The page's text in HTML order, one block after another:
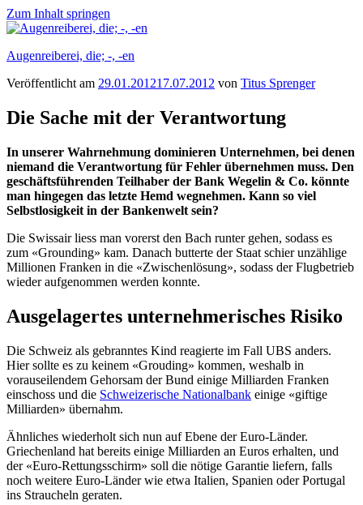
Zum Inhalt springen
Augenreiberei, die; -, -en
Veröffentlicht am 29.01.201217.07.2012 von Titus Sprenger
Die Sache mit der Verantwortung
In unserer Wahrnehmung dominieren Unternehmen, bei denen
niemand die Verantwortung für Fehler übernehmen muss. Den
geschäftsführenden Teilhaber der Bank Wegelin & Co. könnte
man hingegen das letzte Hemd wegnehmen. Kann so viel
Selbstlosigkeit in der Bankenwelt sein?
Die Swissair liess man vorerst den Bach runter gehen, sodass es
zum «Grounding» kam. Danach butterte der Staat schier unzählige
Millionen Franken in die «Zwischenlösung», sodass der Flugbetrieb
wieder aufgenommen werden konnte.
Ausgelagertes unternehmerisches Risiko
Die Schweiz als gebranntes Kind reagierte im Fall UBS anders.
Hier sollte es zu keinem «Grouding» kommen, weshalb in
vorauseilendem Gehorsam der Bund einige Milliarden Franken
einschoss und die Schweizerische Nationalbank einige «giftige
Milliarden» übernahm.
Ähnliches wiederholt sich nun auf Ebene der Euro-Länder.
Griechenland hat bereits einige Milliarden an Euros erhalten, und
der «Euro-Rettungsschirm» soll die nötige Garantie liefern, falls
noch weitere Euro-Länder wie etwa Italien, Spanien oder Portugal
ins Straucheln geraten.